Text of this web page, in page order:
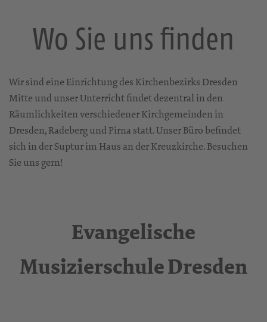
Wo Sie uns finden
Wir sind eine Einrichtung des Kirchenbezirks Dresden
Mitte und unser Unterricht findet dezentral in den
Räumlichkeiten verschiedener Kirchgemeinden in
Dresden, Radeberg und Pirna statt. Unser Büro befindet
sich in der Suptur im Haus an der Kreuzkirche. Besuchen
Sie uns gern!
Evangelische
Musizierschule Dresden